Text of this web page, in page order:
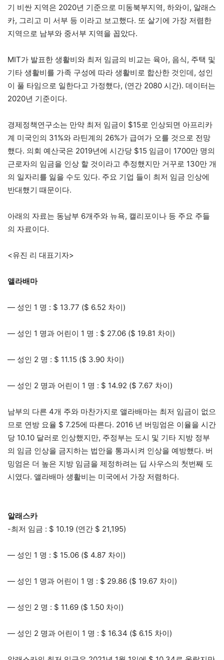
기 비싼 지역은 2020년 기준으로 미동북부지역, 하와이, 알래스
카, 그리고 미 서부 등 이라고 보고했다. 또 살기에 가장 저렴한
지역으로 남부와 중서부 지역을 꼽았다.
MIT가 발표한 생활비와 최저 임금의 비교는 육아, 음식, 주택 및
기타 생활비를 가족 구성에 따라 생활비로 합산한 것인데, 성인
이 풀 타임으로 일한다고 가정했다, (연간 2080 시간). 데이터는
2020년 기준이다.
경제정책연구소는 만약 최저 임금이 $15로 인상되면 아프리카
계 미국인의 31%와 라틴계의 26%가 급여가 오를 것으로 전망
했다. 의회 예산국은 2019년에 시간당 $15 임금이 1700만 명의
근로자의 임금을 인상 할 것이라고 추정했지만 거꾸로 130만 개
의 일자리를 잃을 수도 있다. 주요 기업 들이 최저 임금 인상에
반대했기 때문이다.
아래의 자료는 동남부 6개주와 뉴욕, 캘리포이나 등 주요 주들
의 자료이다.
<유진 리 대표기자>
앨라배마
— 성인 1 명 : $ 13.77 ($ 6.52 차이)
— 성인 1 명과 어린이 1 명 : $ 27.06 ($ 19.81 차이)
— 성인 2 명 : $ 11.15 ($ 3.90 차이)
— 성인 2 명과 어린이 1 명 : $ 14.92 ($ 7.67 차이)
남부의 다른 4개 주와 마찬가지로 앨라배마는 최저 임금이 없으
므로 연방 요율 $ 7.25에 따른다. 2016 년 버밍엄은 이율을 시간
당 10.10 달러로 인상했지만, 주정부는 도시 및 기타 지방 정부
의 임금 인상을 금지하는 법안을 통과시켜 인상을 예방했다. 버
밍엄은 더 높은 지방 임금을 제정하려는 딥 사우스의 첫번째 도
시였다. 앨라배마 생활비는 미국에서 가장 저렴하다.
알래스카
-최저 임금 : $ 10.19 (연간 $ 21,195)
— 성인 1 명 : $ 15.06 ($ 4.87 차이)
— 성인 1 명과 어린이 1 명 : $ 29.86 ($ 19.67 차이)
— 성인 2 명 : $ 11.69 ($ 1.50 차이)
— 성인 2 명과 어린이 1 명 : $ 16.34 ($ 6.15 차이)